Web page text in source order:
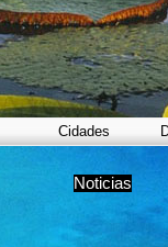
Cidades
Noticias